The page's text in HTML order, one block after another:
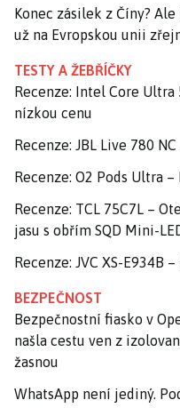
Konec zásilek z Číny?
už na Evropskou unii
TESTY A ŽEBŘÍČKY
Recenze: Intel Core Ultra
nízkou cenu
Recenze: JBL Live 780
Recenze: O2 Pods Ultra
Recenze: TCL 75C7L –
jasu s obřím SQD Mini-
Recenze: JVC XS-E934B
BEZPEČNOST
Bezpečnostní fiasko v
našla cestu ven z
žasnou
WhatsApp není jediný.